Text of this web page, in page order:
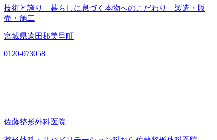
技術と誇り 暮らしに息づく本物へのこだわり 製造・販
売・施工
宮城県遠田郡美里町
0120-073058
佐藤整形外科医院